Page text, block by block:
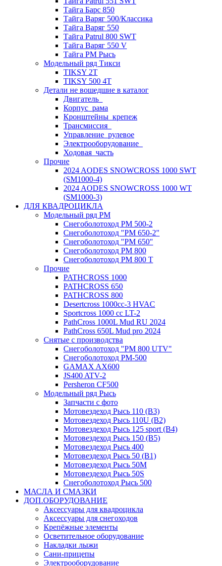
Тайга Барс 850
Тайга Варяг 500/Классика
Тайга Варяг 550
Тайга Patrul 800 SWT
Тайга Варяг 550 V
Тайга РМ Рысь
Модельный ряд Тикси
TIKSY 2T
TIKSY 500 4T
Детали не вошедшие в каталог
Двигатель_
Корпус_рама
Кронштейны_крепеж
Трансмиссия_
Управление_рулевое
Электрооборудование_
Ходовая_часть
Прочие
2024 AODES SNOWCROSS 1000 SWT
(SM1000-4)
2024 AODES SNOWCROSS 1000 WT
(SM1000-3)
ДЛЯ КВАДРОЦИКЛА
Модельный ряд РМ
Снегоболотоход РМ 500-2
Снегоболотоход "РМ 650-2"
Снегоболотоход "РМ 650"
Снегоболотоход РМ 800
Снегоболотоход РМ 800 Т
Прочие
PATHCROSS 1000
PATHCROSS 650
PATHCROSS 800
Desertcross 1000cc-3 HVAC
Sportcross 1000 cc LT-2
PathCross 1000L Mud RU 2024
PathCross 650L Mud pro 2024
Снятые с производства
Снегоболотоход "РМ 800 UTV"
Снегоболотоход РМ-500
GAMAX AX600
JS400 ATV-2
Persheron CF500
Модельный ряд Рысь
Запчасти с фото
Мотовездеход Рысь 110 (B3)
Мотовездеход Рысь 110U (B2)
Мотовездеход Рысь 125 sport (B4)
Мотовездеход Рысь 150 (B5)
Мотовездеход Рысь 400
Мотовездеход Рысь 50 (B1)
Мотовездеход Рысь 50M
Мотовездеход Рысь 50S
Снегоболотоход Рысь 500
МАСЛА И СМАЗКИ
ДОП.ОБОРУДОВАНИЕ
Аксессуары для квадроцикла
Аксессуары для снегоходов
Крепёжные элементы
Осветительное оборудование
Накладки лыжи
Сани-прицепы
Электрооборудование